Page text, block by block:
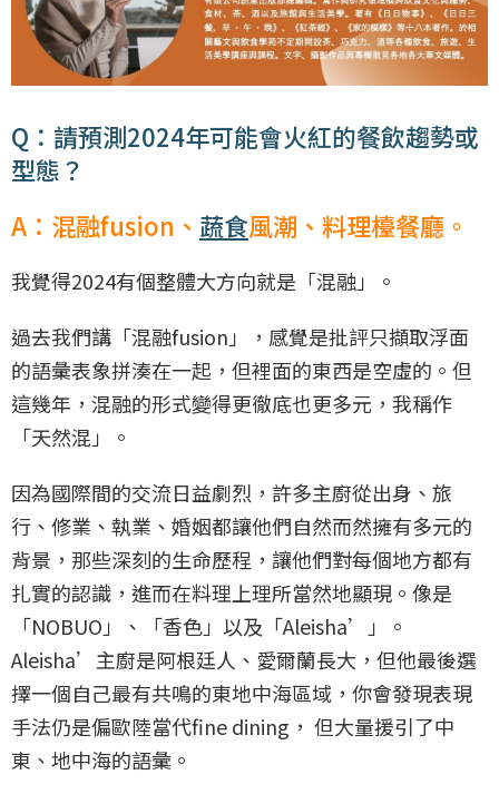
Q：請預測2024年可能會火紅的餐飲趨勢或
型態？
A：混融fusion、 蔬食風潮、料理檯餐廳。
我覺得2024有個整體大方向就是「混融」。
過去我們講「混融fusion」，感覺是批評只擷取浮面
的語彙表象拼湊在一起，但裡面的東西是空虛的。但
這幾年，混融的形式變得更徹底也更多元，我稱作
「天然混」。
因為國際間的交流日益劇烈，許多主廚從出身、旅
行、修業、執業、婚姻都讓他們自然而然擁有多元的
背景，那些深刻的生命歷程，讓他們對每個地方都有
扎實的認識，進而在料理上理所當然地顯現。像是
「NOBUO」、「香色」以及「Aleisha’」。
Aleisha’主廚是阿根廷人、愛爾蘭長大，但他最後選
擇一個自己最有共鳴的東地中海區域，你會發現表現
手法仍是偏歐陸當代fine dining， 但大量援引了中
東、地中海的語彙。